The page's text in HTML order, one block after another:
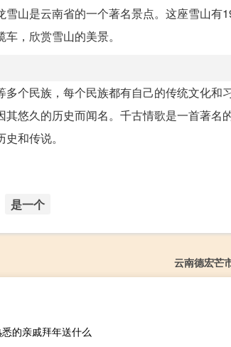
山是云南省的一个著名景点。这座雪山有
，欣赏雪山的美景。
个民族，每个民族都有自己的传统文化和
悠久的历史而闻名。千古情歌是一首著名
和传说。
是一个
云南德宏芒
的亲戚拜年送什么